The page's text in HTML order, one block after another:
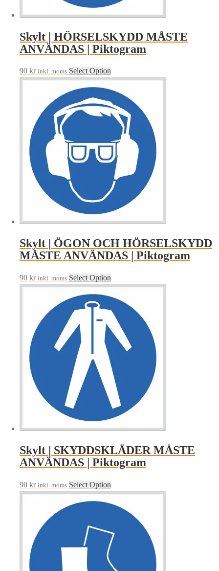
Skylt | HÖRSELSKYDD MÅSTE
ANVÄNDAS | Piktogram
90 kr inkl. moms Select Option
Skylt | ÖGON OCH HÖRSELSKYDD
MÅSTE ANVÄNDAS | Piktogram
90 kr inkl. moms Select Option
Skylt | SKYDDSKLÄDER MÅSTE
ANVÄNDAS | Piktogram
90 kr inkl. moms Select Option